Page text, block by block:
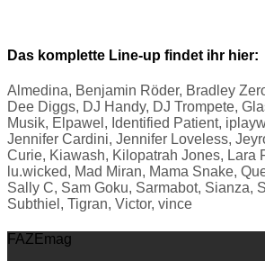
Das komplette Line-up findet ihr hier:
Almedina, Benjamin Röder, Bradley
Dee Diggs, DJ Handy, DJ Trompete,
Musik, Elpawel, Identified Patient,
Jennifer Cardini, Jennifer Loveless,
Curie, Kiawash, Kilopatrah Jones, Lara
lu.wicked, Mad Miran, Mama Snake,
Sally C, Sam Goku, Sarmabot, Sianza,
Subthiel, Tigran, Victor, vince
FAZEmag